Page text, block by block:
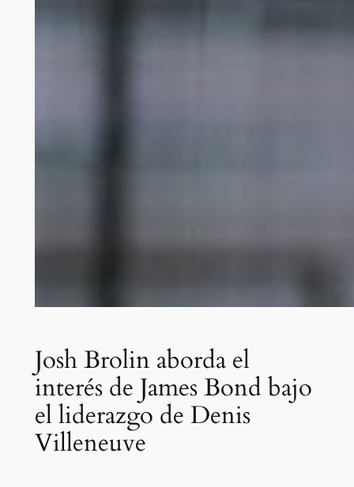
Josh Brolin aborda el
interés de James Bond bajo
el liderazgo de Denis
Villeneuve